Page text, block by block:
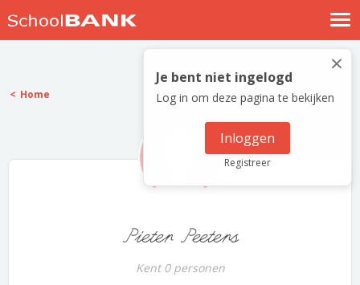
Nostalgische verhalen
Log in
Meld je gratis aan
×
Je bent niet ingelogd
Log in om deze pagina te bekijken
Inloggen
Registreer
Home
Pieter Peeters
Kent 0 personen